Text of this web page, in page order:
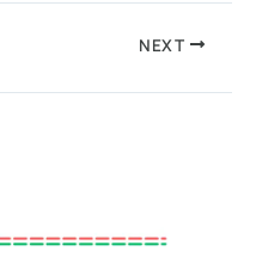
NEXT